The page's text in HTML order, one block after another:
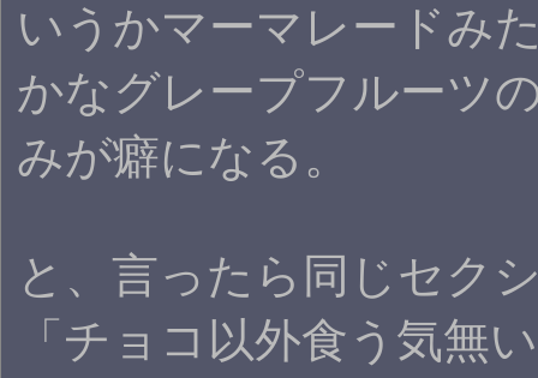
いうかマーマレードみ
かなグレープフルーツ
みが癖になる。
と、言ったら同じセク
「チョコ以外食う気無